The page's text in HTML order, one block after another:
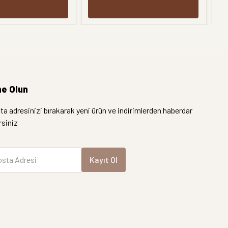
Olun
adresinizi bırakarak yeni ürün ve indirimlerden haberdar
Adresi Kayıt Ol